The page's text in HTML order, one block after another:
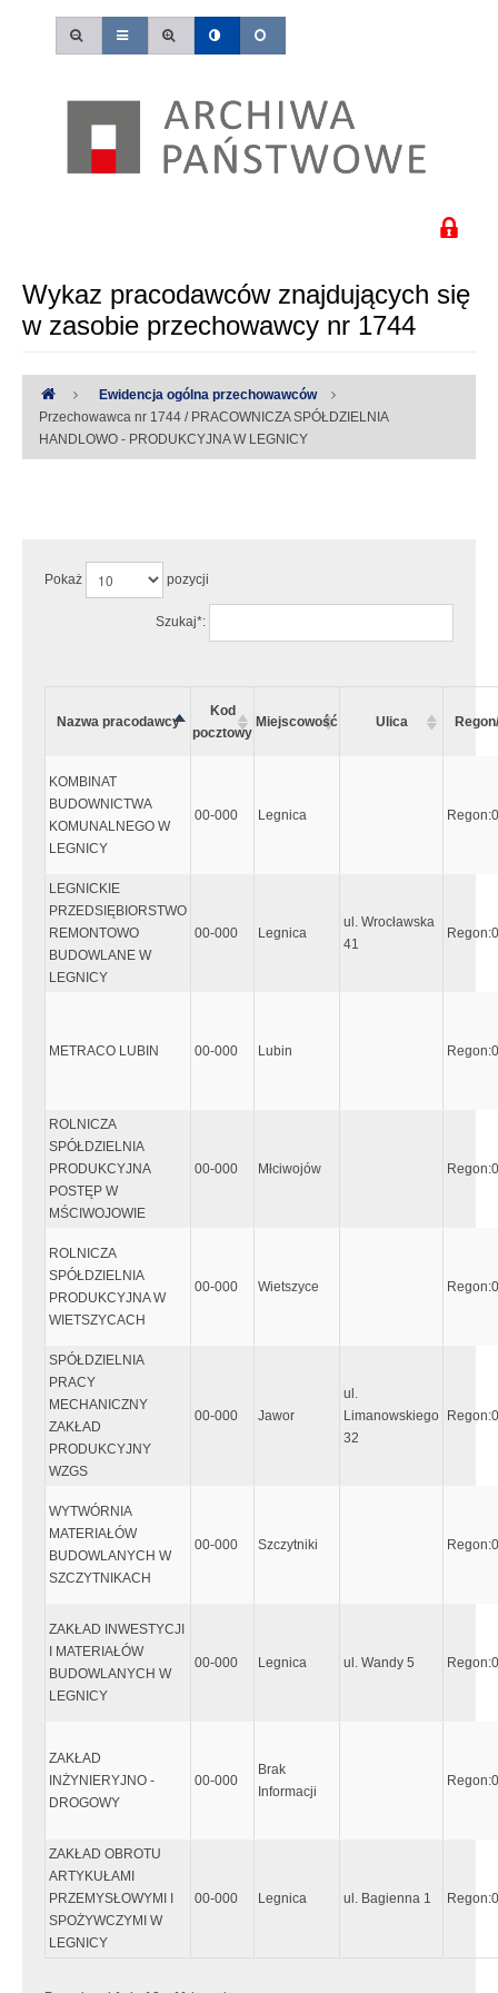
Wykaz pracodawców znajdujących się
w zasobie przechowawcy nr 1744
Ewidencja ogólna przechowawców
Przechowawca nr 1744 / PRACOWNICZA SPÓŁDZIELNIA
HANDLOWO - PRODUKCYJNA W LEGNICY
Pokaż pozycji
Szukaj*:
Nazwa pracodawcy
Kod
pocztowy
Miejscowość Ulica
KOMBINAT
BUDOWNICTWA
KOMUNALNEGO W
LEGNICY
00-000 Legnica
LEGNICKIE
PRZEDSIĘBIORSTWO
REMONTOWO
BUDOWLANE W
LEGNICY
00-000 Legnica
ul. Wrocławska
41
METRACO LUBIN 00-000 Lubin
ROLNICZA
SPÓŁDZIELNIA
PRODUKCYJNA
POSTĘP W
MŚCIWOJOWIE
00-000 Młciwojów
ROLNICZA
SPÓŁDZIELNIA
PRODUKCYJNA W
WIETSZYCACH
00-000 Wietszyce
SPÓŁDZIELNIA
PRACY
MECHANICZNY
ZAKŁAD
PRODUKCYJNY
WZGS
00-000 Jawor
ul.
Limanowskiego
32
WYTWÓRNIA
MATERIAŁÓW
BUDOWLANYCH W
SZCZYTNIKACH
00-000 Szczytniki
ZAKŁAD INWESTYCJI
I MATERIAŁÓW
BUDOWLANYCH W
LEGNICY
00-000 Legnica ul. Wandy 5
ZAKŁAD
INŻYNIERYJNO -
DROGOWY
00-000
Brak
Informacji
ZAKŁAD OBROTU
ARTYKUŁAMI
PRZEMYSŁOWYMI I
SPOŻYWCZYMI W
LEGNICY
00-000 Legnica ul. Bagienna 1